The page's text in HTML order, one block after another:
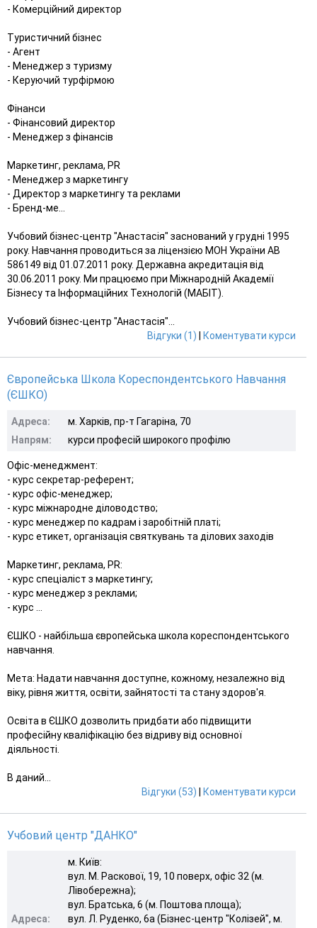
- Комерційний директор
Туристичний бізнес
- Агент
- Менеджер з туризму
- Керуючий турфірмою
Фінанси
- Фінансовий директор
- Менеджер з фінансів
Маркетинг, реклама, PR
- Менеджер з маркетингу
- Директор з маркетингу та реклами
- Бренд-ме...
Учбовий бізнес-центр "Анастасія" заснований у грудні 1995
року. Навчання проводиться за ліцензією МОН України АВ
586149 від 01.07.2011 року. Державна акредитація від
30.06.2011 року. Ми працюємо при Міжнародній Академії
Бізнесу та Інформаційних Технологій (МАБІТ).
Учбовий бізнес-центр "Анастасія"...
Відгуки (1)
Коментувати курси
Європейська Школа Кореспондентського Навчання
(ЄШКО)
Адреса:
м. Харків, пр-т Гагаріна, 70
Напрям:
курси професій широкого профілю
Офіс-менеджмент:
- курс секретар-референт;
- курс офіс-менеджер;
- курс міжнародне діловодство;
- курс менеджер по кадрам і заробітній платі;
- курс етикет, організація святкувань та ділових заходів
Маркетинг, реклама, РR:
- курс спеціаліст з маркетингу;
- курс менеджер з реклами;
- курс ...
ЄШКО - найбільша європейська школа кореспондентського
навчання.
Мета: Надати навчання доступне, кожному, незалежно від
віку, рівня життя, освіти, зайнятості та стану здоров'я.
Освіта в ЄШКО дозволить придбати або підвищити
професійну кваліфікацію без відриву від основної
діяльності.
В даний...
Відгуки (53)
Коментувати курси
Учбовий центр "ДАНКО"
Адреса:
м. Київ:
вул. М. Раскової, 19, 10 поверх, офіс 32 (м.
Лівобережна);
вул. Братська, 6 (м. Поштова площа);
вул. Л. Руденко, 6а (Бізнес-центр "Колізей", м.